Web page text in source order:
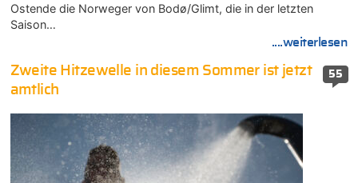
Ostende die Norweger von Bodø/Glimt, die in der letzten
Saison…
....weiterlesen
55
Zweite Hitzewelle in diesem Sommer ist jetzt
amtlich